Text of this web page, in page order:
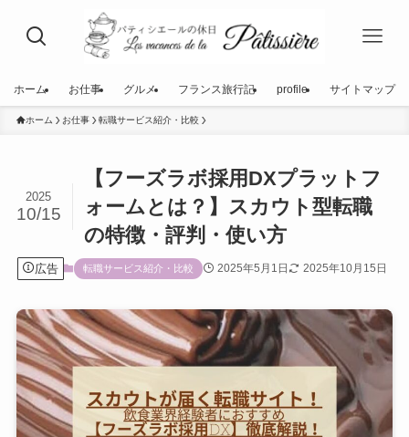
ホーム お仕事 グルメ フランス旅行記 profile サイトマップ
ホーム お仕事 転職サービス紹介・比較
【フーズラボ採用DXプラットフ
ォームとは？】スカウト型転職
の特徴・評判・使い方
2025
10/15
広告 転職サービス紹介・比較 2025年5月1日 2025年10月15日